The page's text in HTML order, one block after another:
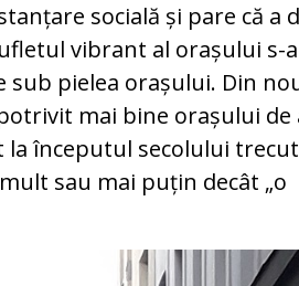
socială și pare că a
vibrant al orașului s-
pielea orașului. Din
mai bine orașului de
la începutul secolului
sau mai puțin decât „o